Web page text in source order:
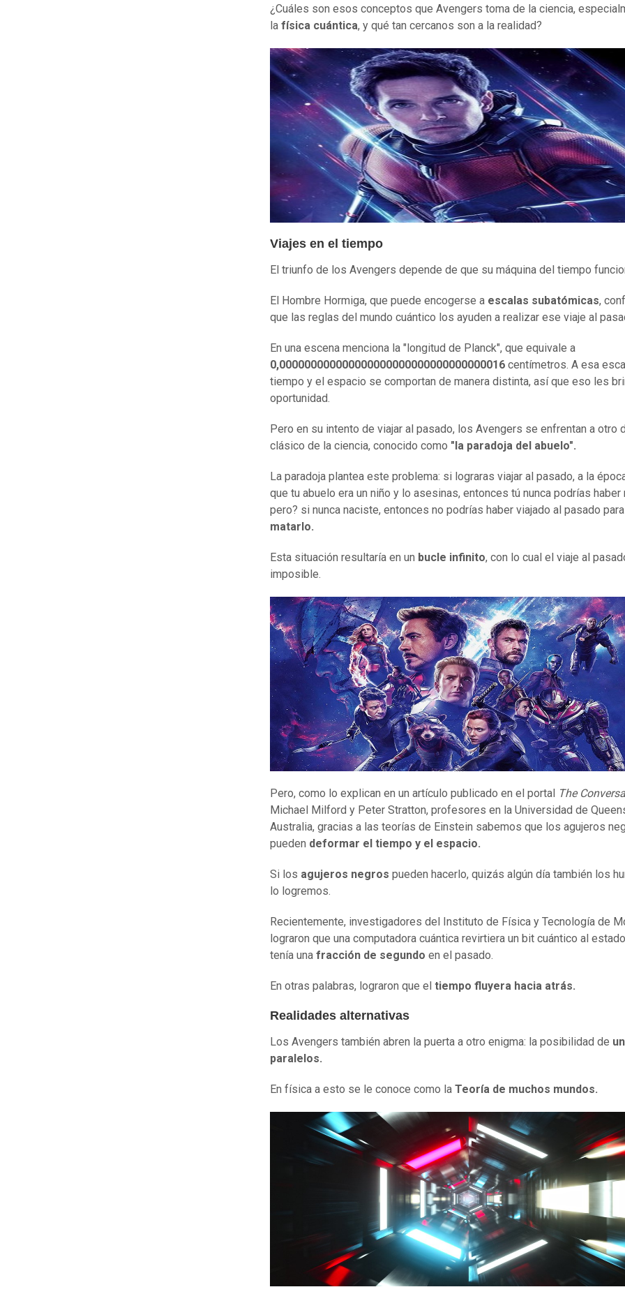
¿Cuáles son esos conceptos que Avengers toma de la ciencia,
la física cuántica, y qué tan cercanos son a la realidad?
Viajes en el tiempo
El triunfo de los Avengers depende de que su máquina del tiempo
El Hombre Hormiga, que puede encogerse a escalas subatómicas,
que las reglas del mundo cuántico los ayuden a realizar ese viaje al
En una escena menciona la "longitud de Planck", que equivale a
0,000000000000000000000000000000000016 centímetros. A esa
tiempo y el espacio se comportan de manera distinta, así que eso les
oportunidad.
Pero en su intento de viajar al pasado, los Avengers se enfrentan a otro
clásico de la ciencia, conocido como "la paradoja de abuel o".
La paradoja plantea este problema: si lograras viajar al pasado, a la
que tu abuelo era un niño y lo asesinas, entonces tú nunca podrías haber
pero? si nunca naciste, entonces no podrías haber viajado al pasado para
matarlo.
Esta situación resultaría en un bucle infinito, con lo cual el viaje al
imposible.
Pero, como lo explican en un artículo publicado en el portal The
Michael Milford y Peter Stratton, profesores en la Universidad de
Australia, gracias a las teorías de Einstein sabemos que los agujeros
pueden deformar el tiempo y el espacio.
Si los agujeros negros pueden hacerlo, quizás algún día también los
lo logremos.
Recientemente, investigadores del Instituto de Física y Tecnología de
lograron que una computadora cuántica revirtiera un bit cuántico al
tenía una fracción de segundo en el pasado.
En otras palabras, lograron que el tiempo fluyera hacia atrás.
Realidades alternativas
Los Avengers también abren la puerta a otro enigma: la posibilidad de
paralelos.
En física a esto se le conoce como la Teoría de muchos mundos.